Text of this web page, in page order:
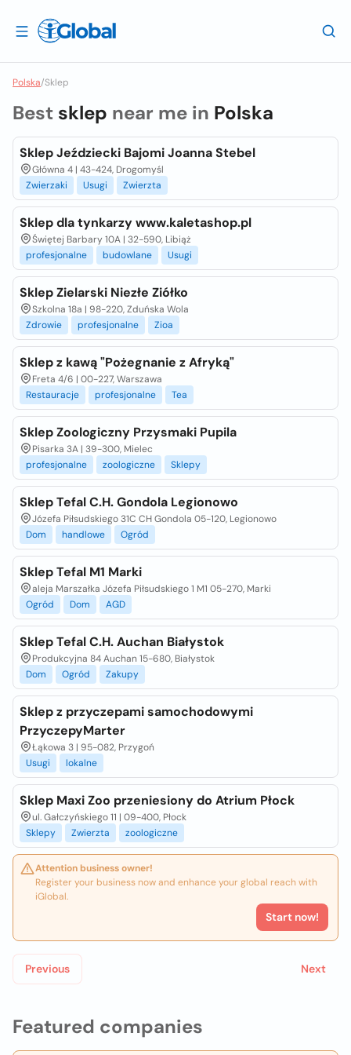
Polska/Sklep
Featured companies
Best sklep near me in Polska
Sklep Jeździecki Bajomi Joanna Stebel
Główna 4 | 43-424, Drogomyśl
Zwierzaki
Usugi Zwierzta
Sklep dla tynkarzy www.kaletashop.pl
Świętej Barbary 10A | 32-590, Libiąż
profesjonalne
budowlane Usugi
Sklep Zielarski Niezłe Ziółko
Szkolna 18a | 98-220, Zduńska Wola
Zdrowie
profesjonalne Zioa
Sklep z kawą "Pożegnanie z Afryką"
Freta 4/6 | 00-227, Warszawa
Restauracje
profesjonalne Tea
Sklep Zoologiczny Przysmaki Pupila
Pisarka 3A | 39-300, Mielec
profesjonalne
zoologiczne Sklepy
Sklep Tefal C.H. Gondola Legionowo
Józefa Piłsudskiego 31C CH Gondola 05-120, Legionowo
Dom
handlowe Ogród
Sklep Tefal M1 Marki
aleja Marszałka Józefa Piłsudskiego 1 M1 05-270, Marki
Ogród
Dom AGD
Sklep Tefal C.H. Auchan Białystok
Produkcyjna 84 Auchan 15-680, Białystok
Dom
Ogród Zakupy
Sklep z przyczepami samochodowymi
PrzyczepyMarter
Łąkowa 3 | 95-082, Przygoń
Usugi
lokalne
Sklep Maxi Zoo przeniesiony do Atrium Płock
ul. Gałczyńskiego 11 | 09-400, Płock
Sklepy
Zwierzta zoologiczne
Attention business owner!
Register your business now and enhance your global reach with
iGlobal.
Start now!
Previous Next